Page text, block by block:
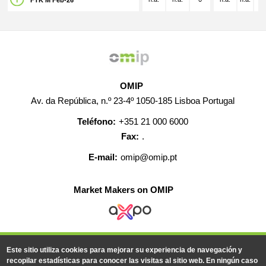
OMIP
Av. da República, n.º 23-4º 1050-185 Lisboa Portugal
Teléfono: +351 21 000 6000
Fax: .
E-mail: omip@omip.pt
Market Makers on OMIP
AYUDA CONTACTO EMPLEO
MAPA WEB
INFORMACIÓN LEGAL
Este sitio utiliza cookies para mejorar su experiencia de navegación y
recopilar estadísticas para conocer las visitas al sitio web. En ningún caso